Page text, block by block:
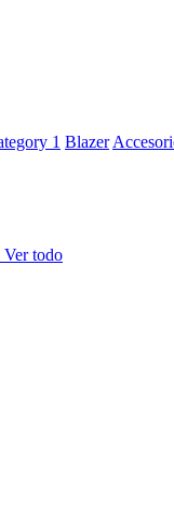
Blazer
Ver todo